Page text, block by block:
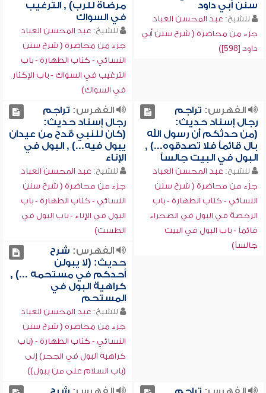
سنن أبي داود
للشيخ: عبد المحسن العباد
جزء من محاضرة ( شرح سنن أبي
داود [598])
مرضاة للرب) , الترغيب
في السواك
للشيخ: عبد المحسن العباد
جزء من محاضرة ( شرح سنن
النسائي - كتاب الطهارة - باب
الترغيب في السواك - باب الإكثار
في السواك)
الفهرس: تراجم
رجال إسناد حديث:
(من حدثكم أن رسول الله
بال قائماً فلا تصدقوه...) ,
البول في البيت جالساً
للشيخ: عبد المحسن العباد
جزء من محاضرة ( شرح سنن
النسائي - كتاب الطهارة - باب
الرخصة في البول في الصحراء
قائماً - باب البول في البيت
جالساً)
الفهرس: تراجم
رجال إسناد حديث:
(كان للنبي قدح من عيدان
يبول فيه...) , البول في
الإناء
للشيخ: عبد المحسن العباد
جزء من محاضرة ( شرح سنن
النسائي - كتاب الطهارة - باب
البول في الإناء - باب البول في
الطست)
الفهرس: شرح
حديث: (لا يبولن
أحدكم في مستحمه ...) ,
كراهية البول في
المستحم
للشيخ: عبد المحسن العباد
جزء من محاضرة ( شرح سنن
النسائي - كتاب الطهارة - (باب
كراهية البول في الجحر) إلى
(باب السلام على من يبول))